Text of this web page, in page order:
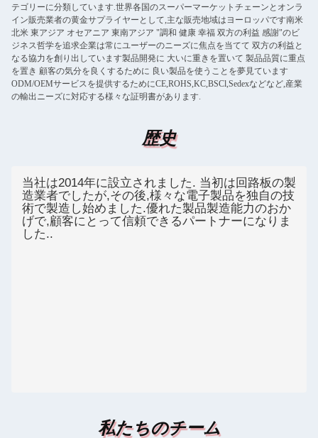
テゴリーに分類しています.世界各国のスーパーマーケットチェーンとオンラ
イン販売業者の黄金サプライヤーとして,主な販売地域はヨーロッパです南米
北米 東アジア オセアニア 東南アジア "調和 健康 幸福 双方の利益 感謝"のビ
ジネス哲学を追求企業は常にユーザーのニーズに焦点を当てて 双方の利益と
なる協力を創り出しています製品開発に 大いに重きを置いて 製品品質に重点
を置き 顧客の気分を良くするために 良い製品を使うことを夢見ています
ODM/OEMサービスを提供するためにCE,ROHS,KC,BSCl,Sedexなどなど,産業
の輸出ニーズに対応する様々な証明書があります.
歴史
当社は2014年に設立されました. 当初は回路板の製
造業者でしたが,その後,様々な電子製品を独自の技
術で製造し始めました.優れた製品製造能力のおか
げで,顧客にとって信頼できるパートナーになりま
した..
私たちのチーム